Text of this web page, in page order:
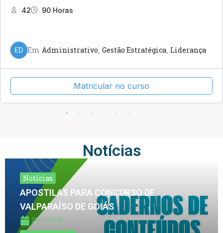
42 90 Horas
ED Em Administrativo Gestão Estratégica Liderança
Matricular no curso
Notícias
Notícias
APOSTILAS PARA CONCURSO DE
VALPARAÍSO DE GOIÁS
29/01/2026